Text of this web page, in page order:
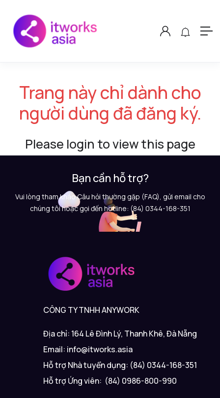
Trang này chỉ dành cho
người dùng đã đăng ký.
Please login to view this page
Bạn cần hỗ trợ?
Vui lòng tham khảo Câu hỏi thường gặp (FAQ), gửi email cho
chúng tôi hoặc gọi đến hotline: (84) 0344-168-351
CÔNG TY TNHH ANYWORK
Địa chỉ: 164 Lê Đình Lý, Thanh Khê, Đà Nẵng
Email: info@itworks.asia
Hỗ trợ Nhà tuyển dụng: (84) 0344-168-351
Hỗ trợ Ứng viên: (84) 0986-800-990